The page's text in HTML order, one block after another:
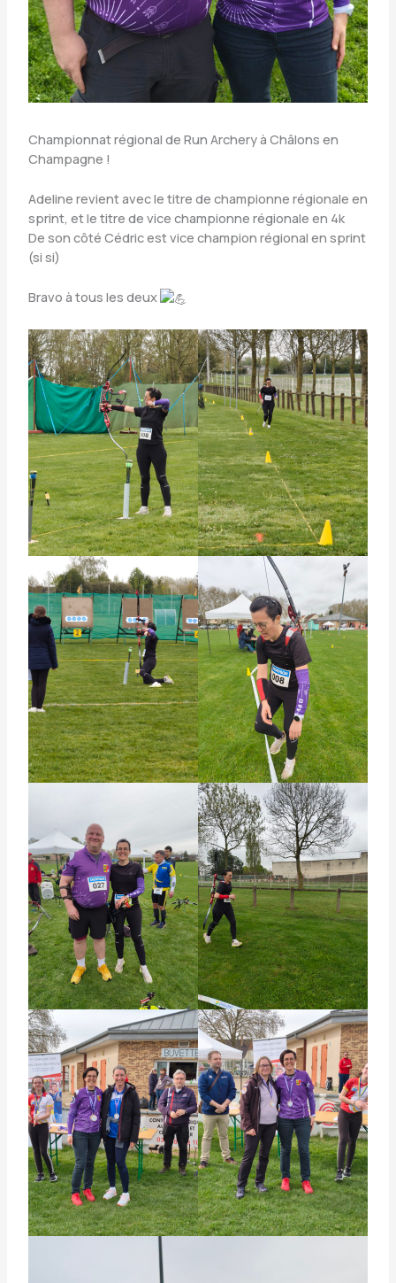
Championnat régional de Run Archery à Châlons en
Champagne !
Adeline revient avec le titre de championne régionale en
sprint, et le titre de vice championne régionale en 4k
De son côté Cédric est vice champion régional en sprint
(si si)
Bravo à tous les deux